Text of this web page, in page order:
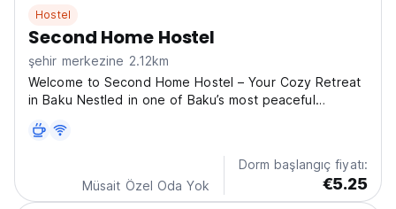
Hostel
Second Home Hostel
şehir merkezine 2.12km
Welcome to Second Home Hostel – Your Cozy Retreat
in Baku Nestled in one of Baku’s most peaceful
walk from the nearest metro station, making it easy to
explore the city while enjoying a calm and
Müsait Özel Oda Yok
Dorm başlangıç fiyatı:
€5.25